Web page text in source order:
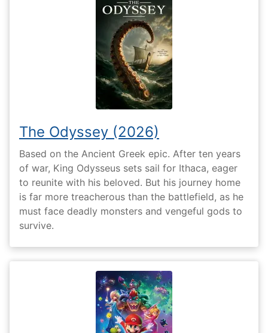
The Odyssey (2026)
Based on the Ancient Greek epic. After ten years
of war, King Odysseus sets sail for Ithaca, eager
to reunite with his beloved. But his journey home
is far more treacherous than the battlefield, as he
must face deadly monsters and vengeful gods to
survive.